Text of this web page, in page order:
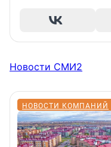
Новости СМИ2
НОВОСТИ КОМПАНИЙ